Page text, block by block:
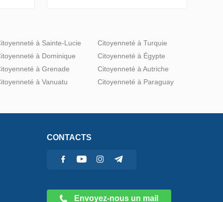
à Sainte-Lucie
à Dominique
à Grenade
à Vanuatu
Citoyenneté à Turquie
Citoyenneté à Égypte
Citoyenneté à Autriche
Citoyenneté à Paraguay
CONTACTS
Envoyez-nous un mail